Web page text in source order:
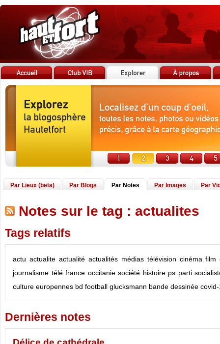
Par Lieux (beta) Par Blogs Par Notes Par Images Par
Notes sur le tag : actualites
Tags relatifs
actu actualite actualité actualités médias télévision cinéma film
journalisme télé france occitanie société histoire ps parti
culture europennes bd football glucksmann bande dessinée
Dernières notes